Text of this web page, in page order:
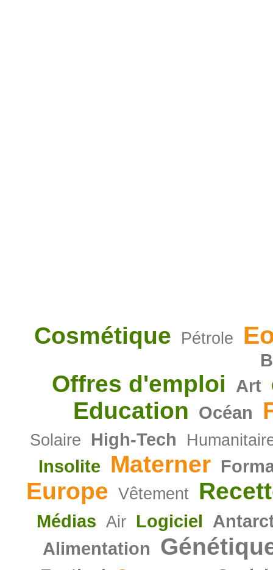
Cosmétique Pétrole
Offres d'emploi Art
Education Océan
Solaire High-Tech
Insolite Materner
Europe Vêtement
Médias Air Logiciel
Alimentation